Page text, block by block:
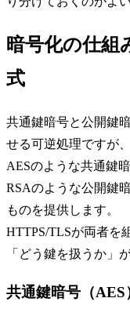
暗号化の仕組
式
共通鍵暗号と公開鍵
せる可逆処理ですが
AESのような共通鍵
RSAのような公開鍵
ものを提供します。
HTTPS/TLSが両者を
「どう鍵を扱うか」
共通鍵暗号（